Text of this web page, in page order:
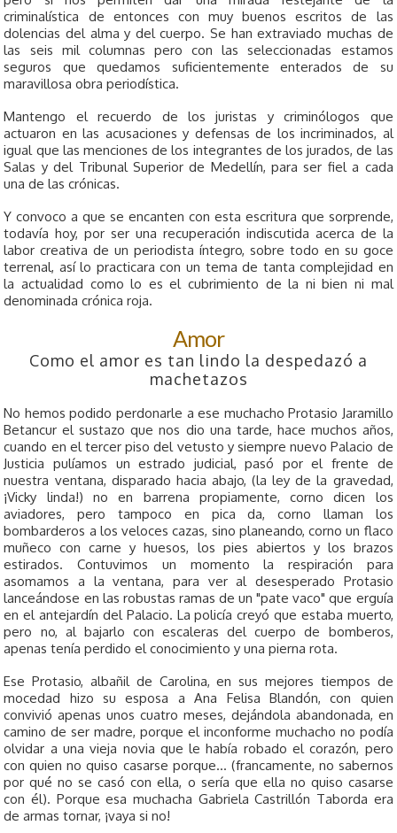
criminalística de entonces con muy buenos escritos de las
dolencias del alma y del cuerpo. Se han extraviado muchas de
las seis mil columnas pero con las seleccionadas estamos
seguros que quedamos suficientemente enterados de su
maravillosa obra periodística.
Mantengo el recuerdo de los juristas y criminólogos que
actuaron en las acusaciones y defensas de los incriminados, al
igual que las menciones de los integrantes de los jurados, de las
Salas y del Tribunal Superior de Medellín, para ser fiel a cada
una de las crónicas.
Y convoco a que se encanten con esta escritura que sorprende,
todavía hoy, por ser una recuperación indiscutida acerca de la
labor creativa de un periodista íntegro, sobre todo en su goce
terrenal, así lo practicara con un tema de tanta complejidad en
la actualidad como lo es el cubrimiento de la ni bien ni mal
denominada crónica roja.
Amor
Como el amor es tan lindo la despedazó a
machetazos
No hemos podido perdonarle a ese muchacho Protasio Jaramillo
Betancur el sustazo que nos dio una tarde, hace muchos años,
cuando en el tercer piso del vetusto y siempre nuevo Palacio de
Justicia pulíamos un estrado judicial, pasó por el frente de
nuestra ventana, disparado hacia abajo, (la ley de la gravedad,
¡Vicky linda!) no en barrena propiamente, corno dicen los
aviadores, pero tampoco en pica­ da, corno llaman los
bombarderos a los veloces cazas, sino planeando, corno un flaco
muñeco con carne y huesos, los pies abiertos y los brazos
estirados. Contuvimos un momento la respiración para
asomamos a la ventana, para ver al desesperado Protasio
lanceándose en las robustas ramas de un "pate vaco" que erguía
en el antejardín del Palacio. La policía creyó que estaba muerto,
pero no, al bajarlo con escaleras del cuerpo de bomberos,
apenas tenía perdido el conocimiento y una pierna rota.
Ese Protasio, albañil de Carolina, en sus mejores tiempos de
mocedad hizo su esposa a Ana Felisa Blandón, con quien
convivió apenas unos cuatro meses, dejándola abandonada, en
camino de ser madre, porque el inconforme muchacho no podía
olvidar a una vieja novia que le había robado el corazón, pero
con quien no quiso casarse porque... (francamente, no sabernos
por qué no se casó con ella, o sería que ella no quiso casarse
con él). Porque esa muchacha Gabriela Castrillón Taborda era
de armas tornar, ¡vaya si no!